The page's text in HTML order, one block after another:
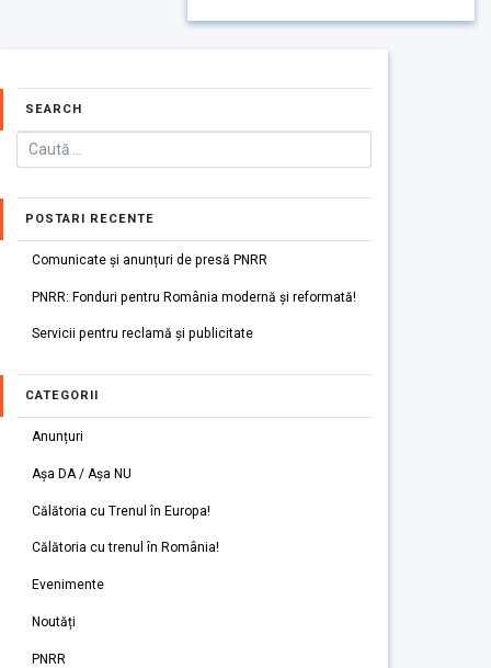
SEARCH
POSTARI RECENTE
Comunicate și anunțuri de presă PNRR
PNRR: Fonduri pentru România modernă și reformată!
Servicii pentru reclamă și publicitate
CATEGORII
Anunțuri
Așa DA / Așa NU
Călătoria cu Trenul în Europa!
Călătoria cu trenul în România!
Evenimente
Noutăți
PNRR